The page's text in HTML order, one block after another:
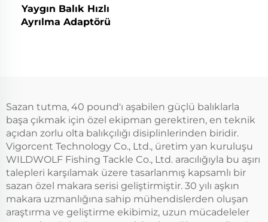
Yaygın Balık Hızlı
Ayrılma Adaptörü
Sazan tutma, 40 pound'ı aşabilen güçlü balıklarla
başa çıkmak için özel ekipman gerektiren, en teknik
açıdan zorlu olta balıkçılığı disiplinlerinden biridir.
Vigorcent Technology Co., Ltd., üretim yan kuruluşu
WILDWOLF Fishing Tackle Co., Ltd. aracılığıyla bu aşırı
talepleri karşılamak üzere tasarlanmış kapsamlı bir
sazan özel makara serisi geliştirmiştir. 30 yılı aşkın
makara uzmanlığına sahip mühendislerden oluşan
araştırma ve geliştirme ekibimiz, uzun mücadeleler